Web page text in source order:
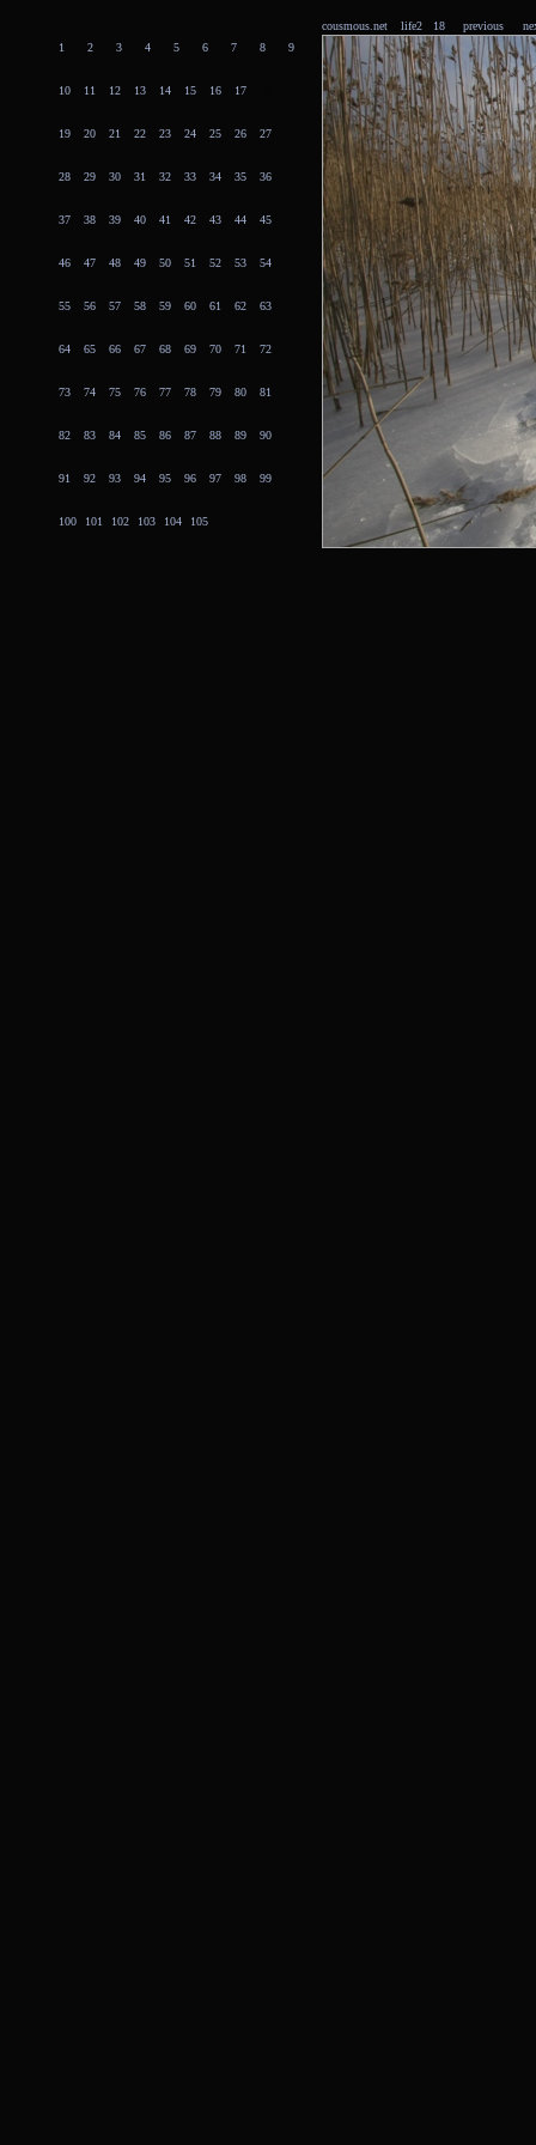
1 2 3 4 5 6 7 8 9
10 11 12 13 14 15 16 17
19 20 21 22 23 24 25 26 27
28 29 30 31 32 33 34 35 36
37 38 39 40 41 42 43 44 45
46 47 48 49 50 51 52 53 54
55 56 57 58 59 60 61 62 63
64 65 66 67 68 69 70 71 72
73 74 75 76 77 78 79 80 81
82 83 84 85 86 87 88 89 90
91 92 93 94 95 96 97 98 99
100 101 102 103 104 105
cousmous.net life2 18 previous